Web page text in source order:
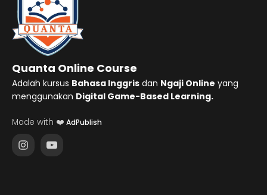
Quanta Online Course
Adalah kursus Bahasa Inggris dan Ngaji Online yang
menggunakan Digital Game-Based Learning.
Made with ❤️ AdPublish